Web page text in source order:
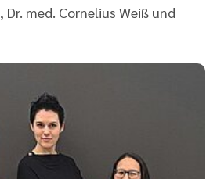
med. Cornelius Weiß und